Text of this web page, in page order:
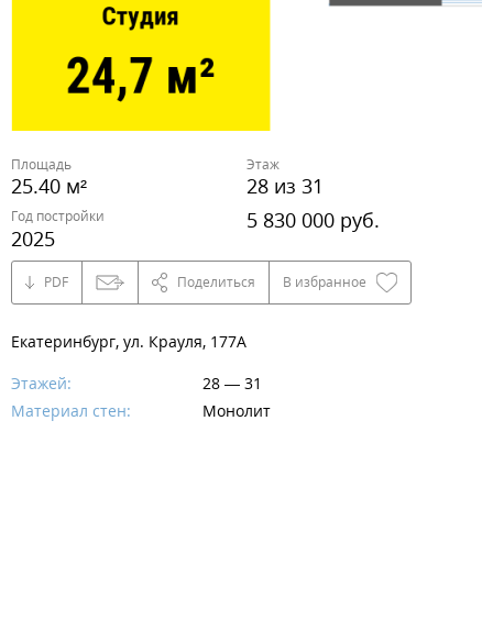
Площадь
25.40 м²
Этаж
28 из 31
Год постройки
2025
5 830 000 руб.
PDF Поделиться В избранное
Екатеринбург, ул. Крауля, 177А
Этажей:
28 — 31
Материал стен:
Монолит